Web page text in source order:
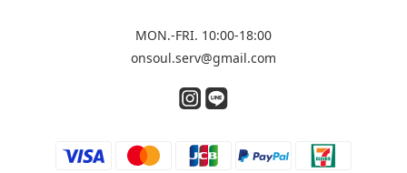
MON.-FRI. 10:00-18:00
onsoul.serv@gmail.com